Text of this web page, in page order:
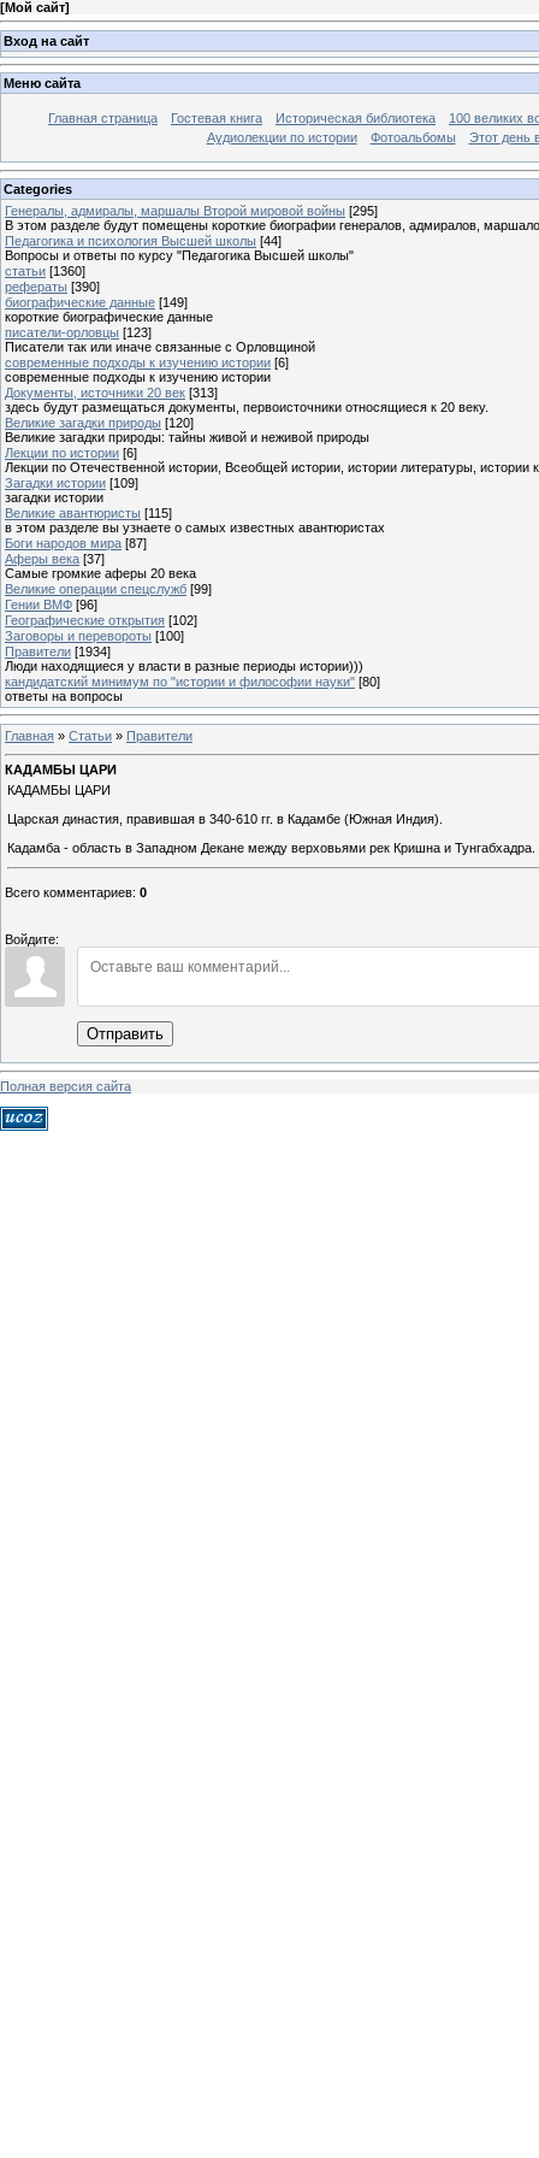
[Мой сайт]
Вход на сайт
Меню сайта
Главная страница Гостевая книга Историческая библиотека
100 великих
Аудиолекции по истории
Фотоальбомы Этот день
Categories
Генералы, адмиралы, маршалы Второй мировой войны [295]
В этом разделе будут помещены короткие биографии генералов, адмиралов,
Педагогика и психология Высшей школы [44]
Вопросы и ответы по курсу "Педагогика Высшей школы"
статьи [1360]
рефераты [390]
биографические данные [149]
короткие биографические данные
писатели-орловцы [123]
Писатели так или иначе связанные с Орловщиной
современные подходы к изучению истории [6]
современные подходы к изучению истории
Документы, источники 20 век [313]
здесь будут размещаться документы, первоисточники относящиеся к 20 веку.
Великие загадки природы [120]
Великие загадки природы: тайны живой и неживой природы
Лекции по истории [6]
Лекции по Отечественной истории, Всеобщей истории, истории литературы, истории
Загадки истории [109]
загадки истории
Великие авантюристы [115]
в этом разделе вы узнаете о самых известных авантюристах
Боги народов мира [87]
Аферы века [37]
Самые громкие аферы 20 века
Великие операции спецслужб [99]
Гении ВМФ [96]
Географические открытия [102]
Заговоры и перевороты [100]
Правители [1934]
Люди находящиеся у власти в разные периоды истории)))
кандидатский минимум по "истории и философии науки" [80]
ответы на вопросы
Главная » Статьи » Правители
КАДАМБЫ ЦАРИ
КАДАМБЫ ЦАРИ
Царская династия, правившая в 340-610 гг. в Кадамбе (Южная Индия).
Кадамба - область в Западном Декане между верховьями рек Кришна и
Всего комментариев: 0
Войдите:
Отправить
Полная версия сайта